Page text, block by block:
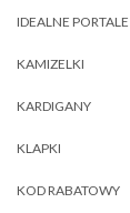
IDEALNE
KAMIZELKI
KARDIGANY
KLAPKI
KOD RABATOWY